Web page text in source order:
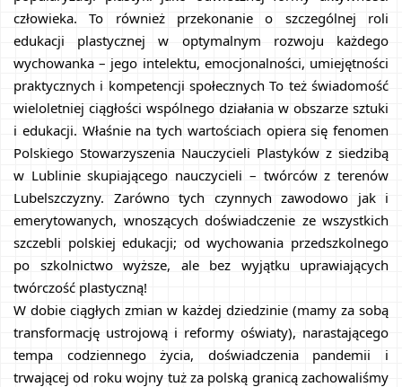
człowieka. To również przekonanie o szczególnej roli
edukacji plastycznej w optymalnym rozwoju każdego
wychowanka – jego intelektu, emocjonalności, umiejętności
praktycznych i kompetencji społecznych To też świadomość
wieloletniej ciągłości wspólnego działania w obszarze sztuki
i edukacji. Właśnie na tych wartościach opiera się fenomen
Polskiego Stowarzyszenia Nauczycieli Plastyków z siedzibą
w Lublinie skupiającego nauczycieli – twórców z terenów
Lubelszczyzny. Zarówno tych czynnych zawodowo jak i
emerytowanych, wnoszących doświadczenie ze wszystkich
szczebli polskiej edukacji; od wychowania przedszkolnego
po szkolnictwo wyższe, ale bez wyjątku uprawiających
twórczość plastyczną!
W dobie ciągłych zmian w każdej dziedzinie (mamy za sobą
transformację ustrojową i reformy oświaty), narastającego
tempa codziennego życia, doświadczenia pandemii i
trwającej od roku wojny tuż za polską granicą zachowaliśmy